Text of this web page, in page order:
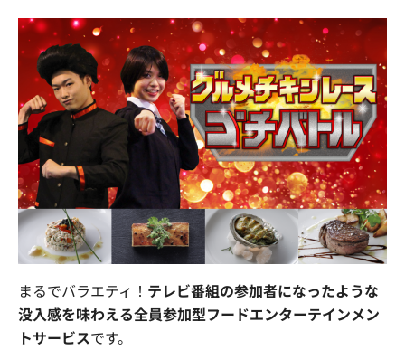
まるでバラエティ！ テレビ番組の参加者になったような
没入感を味わえる全員参加型フードエンターテインメン
トサービスです。